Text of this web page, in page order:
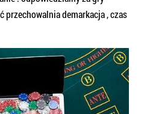
przechowalnia demarkacja , czas